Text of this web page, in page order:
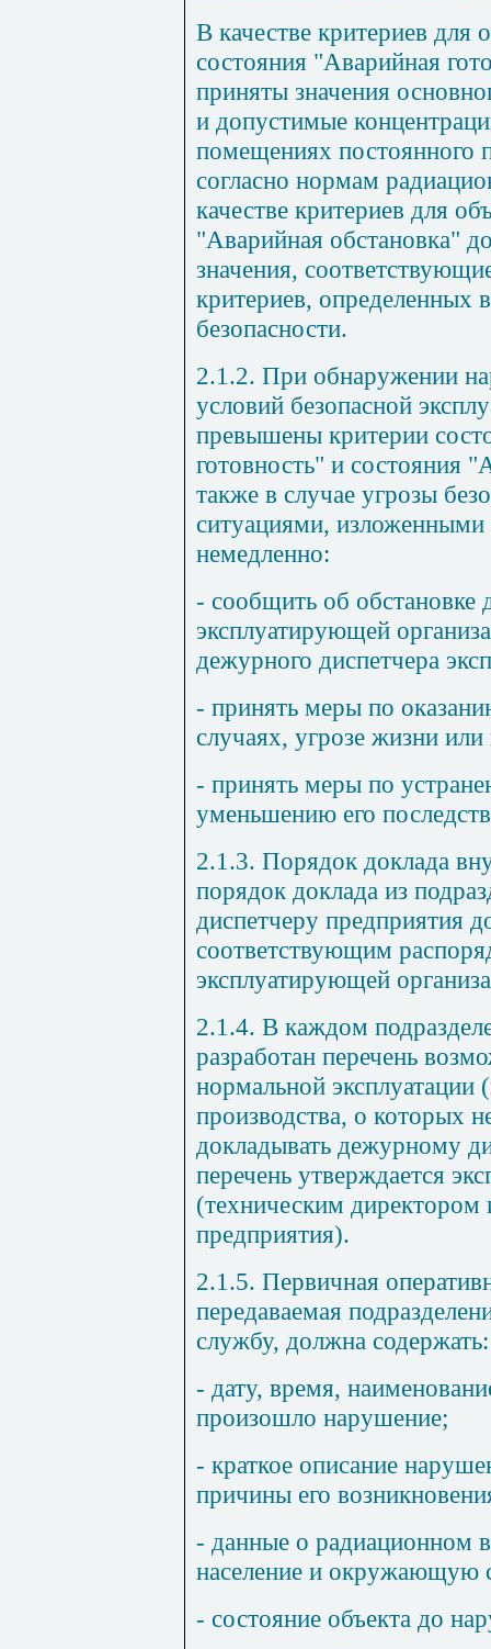
В качестве критериев
состояния "Аварийная
приняты значения
и допустимые
помещениях постоянного
согласно нормам
качестве критериев для
"Аварийная обстановка"
значения,
критериев, определенных
безопасности.
2.1.2. При обнаружении
условий безопасной
превышены критерии
готовность" и состояния
также в случае угрозы
ситуациями, изложенными
немедленно:
- сообщить об
эксплуатирующей
дежурного диспетчера
- принять меры по
случаях, угрозе жизни
- принять меры по
уменьшению его
2.1.3. Порядок доклада
порядок доклада из
диспетчеру предприятия
соответствующим
эксплуатирующей
2.1.4. В каждом
разработан перечень
нормальной
производства, о которых
докладывать дежурному
перечень утверждается
(техническим
предприятия).
2.1.5. Первичная
передаваемая
службу, должна содержать:
- дату, время,
произошло нарушение;
- краткое описание
причины его
- данные о радиационном
население и окружающую
- состояние объекта до